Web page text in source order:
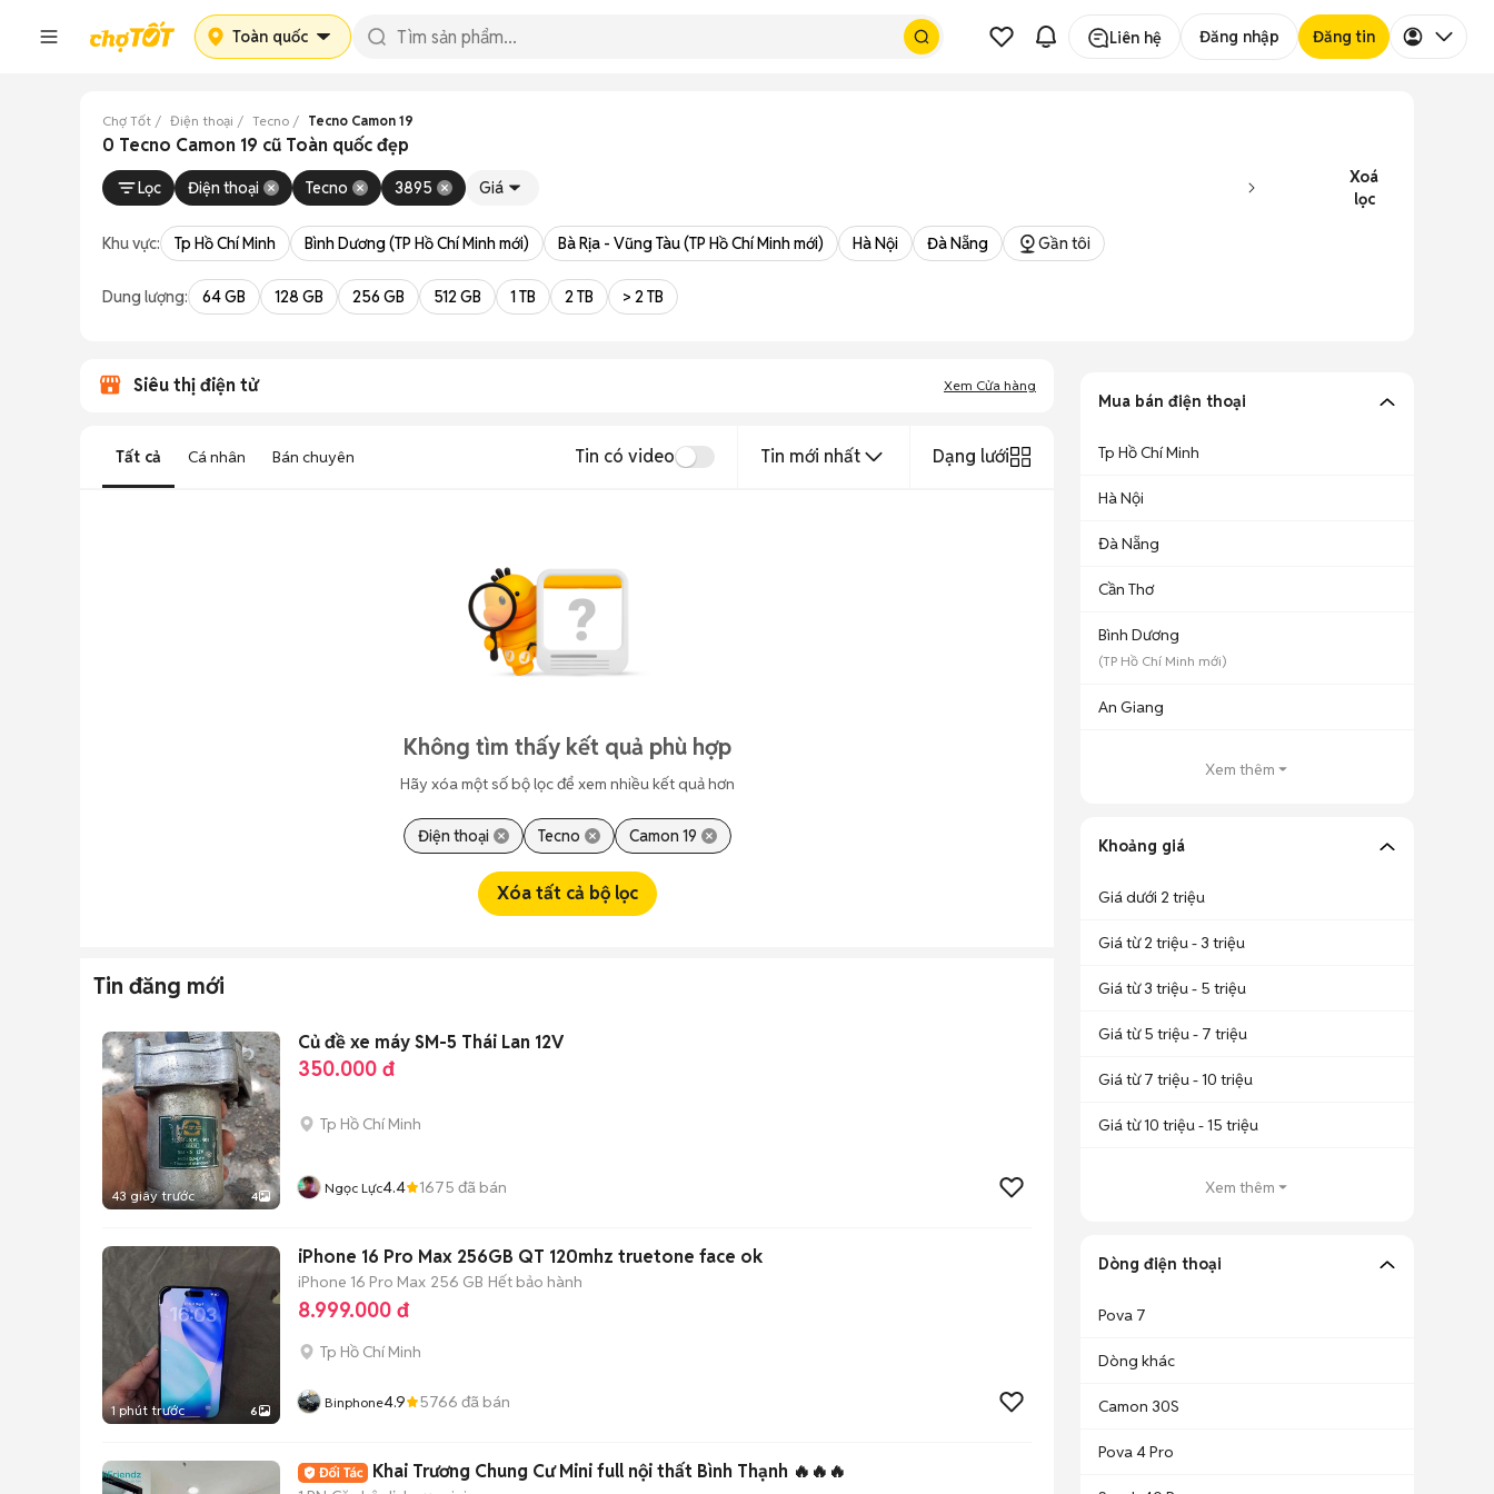
Toàn quốc Liên hệ Đăng nhập Đăng tin
Chợ Tốt Điện thoại Tecno Tecno Camon 19
0 Tecno Camon 19 cũ Toàn quốc đẹp
Lọc Điện thoại Tecno 3895 Giá
Xoá
lọc
Khu vực: Tp Hồ Chí Minh Bình Dương (TP Hồ Chí Minh mới) Bà Rịa - Vũng Tàu (TP Hồ Chí Minh mới) Hà Nội Đà Nẵng Gần tôi
Dung lượng: 64 GB 128 GB 256 GB 512 GB 1 TB 2 TB > 2 TB
Siêu thị điện tử Xem Cửa hàng
Tất cả Cá nhân Bán chuyên Tin có video Tin mới nhất Dạng lưới
Không tìm thấy kết quả phù hợp
Hãy xóa một số bộ lọc để xem nhiều kết quả hơn
Điện thoại Tecno Camon 19
Xóa tất cả bộ lọc
Tin đăng mới
43 giây trước 4
Củ đề xe máy SM-5 Thái Lan 12V
350.000 đ
Tp Hồ Chí Minh
Ngọc Lực4.4 1675 đã bán
1 phút trước 6
iPhone 16 Pro Max 256GB QT 120mhz truetone face ok
iPhone 16 Pro Max 256 GB Hết bảo hành
8.999.000 đ
Tp Hồ Chí Minh
Binphone4.9 5766 đã bán
Khai Trương Chung Cư Mini full nội thất Bình Thạnh 🔥🔥🔥
Mua bán điện thoại
Tp Hồ Chí Minh
Hà Nội
Đà Nẵng
Cần Thơ
Bình Dương
(TP Hồ Chí Minh mới)
An Giang
Xem thêm
Khoảng giá
Giá dưới 2 triệu
Giá từ 2 triệu - 3 triệu
Giá từ 3 triệu - 5 triệu
Giá từ 5 triệu - 7 triệu
Giá từ 7 triệu - 10 triệu
Giá từ 10 triệu - 15 triệu
Xem thêm
Dòng điện thoại
Pova 7
Dòng khác
Camon 30S
Pova 4 Pro